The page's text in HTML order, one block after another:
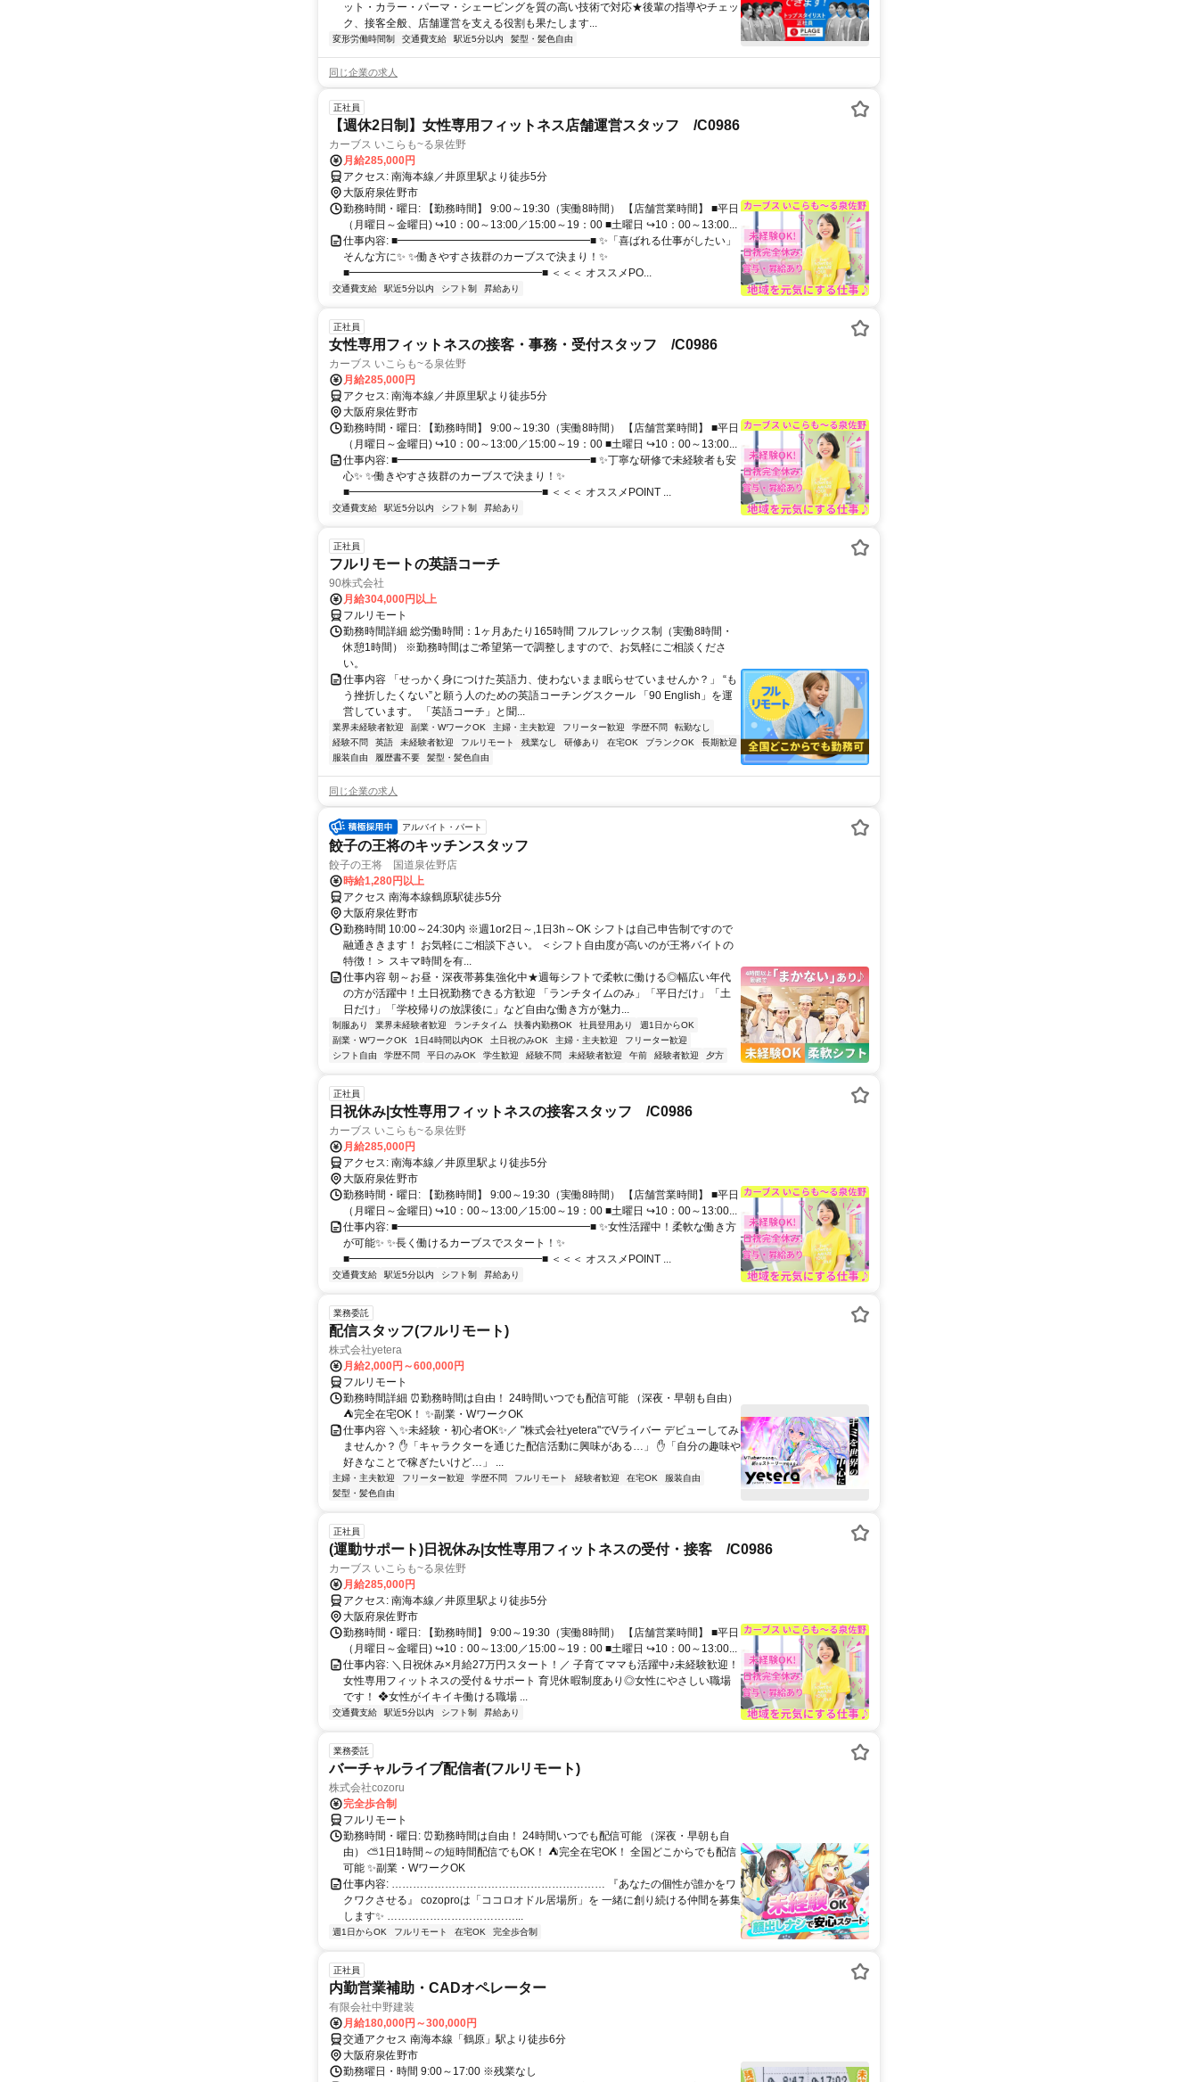
ット・カラー・パーマ・シェービングを質の高い技術で対応★後輩の指導やチェッ
ク、接客全般、店舗運営を支える役割も果たします...
変形労働時間制 交通費支給 駅近5分以内 髪型・髪色自由
同じ企業の求人
正社員
【週休2日制】女性専用フィットネス店舗運営スタッフ /C0986
カーブス いこらも~る泉佐野
月給285,000円
アクセス: 南海本線／井原里駅より徒歩5分
大阪府泉佐野市
勤務時間・曜日: 【勤務時間】 9:00～19:30（実働8時間） 【店舗営業時間】 ■平日
（月曜日～金曜日) ↪10：00～13:00／15:00～19：00 ■土曜日 ↪10：00～13:00...
仕事内容: ■━━━━━━━━━━━━━━━━━━■ ✨「喜ばれる仕事がしたい」
そんな方に✨ ✨働きやすさ抜群のカーブスで決まり！✨
■━━━━━━━━━━━━━━━━━━■ ＜＜＜ オススメPO...
交通費支給 駅近5分以内 シフト制 昇給あり
正社員
女性専用フィットネスの接客・事務・受付スタッフ /C0986
カーブス いこらも~る泉佐野
月給285,000円
アクセス: 南海本線／井原里駅より徒歩5分
大阪府泉佐野市
勤務時間・曜日: 【勤務時間】 9:00～19:30（実働8時間） 【店舗営業時間】 ■平日
（月曜日～金曜日) ↪10：00～13:00／15:00～19：00 ■土曜日 ↪10：00～13:00...
仕事内容: ■━━━━━━━━━━━━━━━━━━■ ✨丁寧な研修で未経験者も安
心✨ ✨働きやすさ抜群のカーブスで決まり！✨
■━━━━━━━━━━━━━━━━━━■ ＜＜＜ オススメPOINT ...
交通費支給 駅近5分以内 シフト制 昇給あり
正社員
フルリモートの英語コーチ
90株式会社
月給304,000円以上
フルリモート
勤務時間詳細 総労働時間：1ヶ月あたり165時間 フルフレックス制（実働8時間・
休憩1時間） ※勤務時間はご希望第一で調整しますので、お気軽にご相談くださ
い。
仕事内容 「せっかく身につけた英語力、使わないまま眠らせていませんか？」 “も
う挫折したくない”と願う人のための英語コーチングスクール 「90 English」を運
営しています。 「英語コーチ」と聞...
業界未経験者歓迎 副業・WワークOK 主婦・主夫歓迎 フリーター歓迎 学歴不問
転勤なし
経験不問
英語 未経験者歓迎 フルリモート 残業なし 研修あり 在宅OK ブランクOK
長期歓迎
服装自由
履歴書不要 髪型・髪色自由
同じ企業の求人
アルバイト・パート
餃子の王将のキッチンスタッフ
餃子の王将 国道泉佐野店
時給1,280円以上
アクセス 南海本線鶴原駅徒歩5分
大阪府泉佐野市
勤務時間 10:00～24:30内 ※週1or2日～,1日3h～OK シフトは自己申告制ですので
融通ききます！ お気軽にご相談下さい。 ＜シフト自由度が高いのが王将バイトの
特徴！＞ スキマ時間を有...
仕事内容 朝～お昼・深夜帯募集強化中★週毎シフトで柔軟に働ける◎幅広い年代
の方が活躍中！土日祝勤務できる方歓迎 「ランチタイムのみ」「平日だけ」「土
日だけ」「学校帰りの放課後に」など自由な働き方が魅力...
制服あり 業界未経験者歓迎 ランチタイム 扶養内勤務OK 社員登用あり
週1日からOK
副業・WワークOK
1日4時間以内OK 土日祝のみOK 主婦・主夫歓迎
フリーター歓迎
シフト自由
学歴不問 平日のみOK 学生歓迎 経験不問 未経験者歓迎 午前 経験者歓迎 夕方
正社員
日祝休み|女性専用フィットネスの接客スタッフ /C0986
カーブス いこらも~る泉佐野
月給285,000円
アクセス: 南海本線／井原里駅より徒歩5分
大阪府泉佐野市
勤務時間・曜日: 【勤務時間】 9:00～19:30（実働8時間） 【店舗営業時間】 ■平日
（月曜日～金曜日) ↪10：00～13:00／15:00～19：00 ■土曜日 ↪10：00～13:00...
仕事内容: ■━━━━━━━━━━━━━━━━━━■ ✨女性活躍中！柔軟な働き方
が可能✨ ✨長く働けるカーブスでスタート！✨
■━━━━━━━━━━━━━━━━━━■ ＜＜＜ オススメPOINT ...
交通費支給 駅近5分以内 シフト制 昇給あり
業務委託
配信スタッフ(フルリモート)
株式会社yetera
月給2,000円～600,000円
フルリモート
勤務時間詳細 ⏰勤務時間は自由！ 24時間いつでも配信可能 （深夜・早朝も自由）
⛺完全在宅OK！ ✨副業・WワークOK
仕事内容 ＼✨未経験・初心者OK✨／ "株式会社yetera"でVライバー デビューしてみ
ませんか？ ✋「キャラクターを通じた配信活動に興味がある…」 ✋「自分の趣味や
好きなことで稼ぎたいけど…」 ...
主婦・主夫歓迎 フリーター歓迎 学歴不問 フルリモート 経験者歓迎 在宅OK
服装自由
髪型・髪色自由
正社員
(運動サポート)日祝休み|女性専用フィットネスの受付・接客 /C0986
カーブス いこらも~る泉佐野
月給285,000円
アクセス: 南海本線／井原里駅より徒歩5分
大阪府泉佐野市
勤務時間・曜日: 【勤務時間】 9:00～19:30（実働8時間） 【店舗営業時間】 ■平日
（月曜日～金曜日) ↪10：00～13:00／15:00～19：00 ■土曜日 ↪10：00～13:00...
仕事内容: ＼日祝休み×月給27万円スタート！／ 子育てママも活躍中♪未経験歓迎！
女性専用フィットネスの受付＆サポート 育児休暇制度あり◎女性にやさしい職場
です！ ❖女性がイキイキ働ける職場 ...
交通費支給 駅近5分以内 シフト制 昇給あり
業務委託
バーチャルライブ配信者(フルリモート)
株式会社cozoru
完全歩合制
フルリモート
勤務時間・曜日: ⏰勤務時間は自由！ 24時間いつでも配信可能 （深夜・早朝も自
由） ⛅1日1時間～の短時間配信でもOK！ ⛺完全在宅OK！ 全国どこからでも配信
可能 ✨副業・WワークOK
仕事内容: …………………………………………………… 『あなたの個性が誰かをワ
クワクさせる』 cozoproは「ココロオドル居場所」を 一緒に創り続ける仲間を募集
します✨ ………………………………...
週1日からOK フルリモート 在宅OK 完全歩合制
正社員
内勤営業補助・CADオペレーター
有限会社中野建装
月給180,000円～300,000円
交通アクセス 南海本線「鶴原」駅より徒歩6分
大阪府泉佐野市
勤務曜日・時間 9:00～17:00 ※残業なし